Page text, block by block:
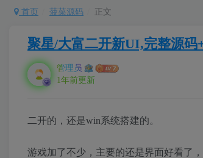
首页 菠菜源码 正文
聚星/大富二开新UI,完整源
管理员
1年前更新
二开的，还是win系统搭建的。
游戏加了不少，主要的还是界面好看了